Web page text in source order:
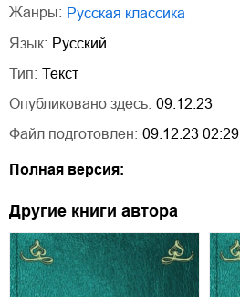
Жанры:
русская классика
Язык: Русский
Тип: Текст
Опубликовано здесь: 09.12.23
Файл подготовлен: 09.12.23 02:29
Полная версия:
Другие книги автора